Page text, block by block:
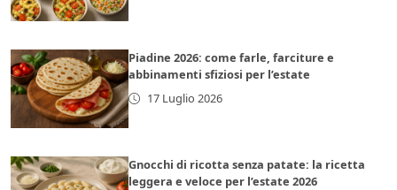
Piadine 2026: come farle, farciture e
abbinamenti sfiziosi per l’estate
17 Luglio 2026
Gnocchi di ricotta senza patate: la ricetta
leggera e veloce per l’estate 2026